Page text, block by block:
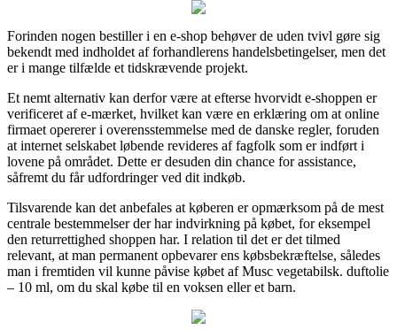
Forinden nogen bestiller i en e-shop behøver de uden tvivl gøre sig
bekendt med indholdet af forhandlerens handelsbetingelser, men det
er i mange tilfælde et tidskrævende projekt.
Et nemt alternativ kan derfor være at efterse hvorvidt e-shoppen er
verificeret af e-mærket, hvilket kan være en erklæring om at online
firmaet opererer i overensstemmelse med de danske regler, foruden
at internet selskabet løbende revideres af fagfolk som er indført i
lovene på området. Dette er desuden din chance for assistance,
såfremt du får udfordringer ved dit indkøb.
Tilsvarende kan det anbefales at køberen er opmærksom på de mest
centrale bestemmelser der har indvirkning på købet, for eksempel
den returrettighed shoppen har. I relation til det er det tilmed
relevant, at man permanent opbevarer ens købsbekræftelse, således
man i fremtiden vil kunne påvise købet af Musc vegetabilsk. duftolie
– 10 ml, om du skal købe til en voksen eller et barn.